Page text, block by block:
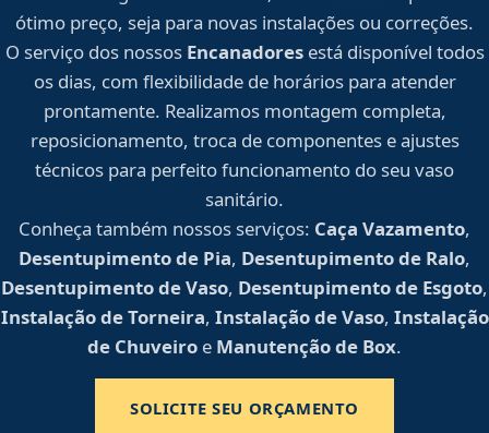
ótimo preço, seja para novas instalações ou correções.
O serviço dos nossos Encanadoresestá disponível todos
os dias, com flexibilidade de horários para atender
prontamente. Realizamos montagem completa,
reposicionamento, troca de componentes e ajustes
técnicos para perfeito funcionamento do seu vaso
sanitário.
Conheça também nossos serviços: Caça Vazamento,
Desentupimento de Pia, Desentupimento de Ralo,
Desentupimento de Vaso, Desentupimento de Esgoto,
Instalação de Torneira, Instalação de Vaso, Instalação
de Chuveiro e Manutenção de Box.
SOLICITE SEU ORÇAMENTO